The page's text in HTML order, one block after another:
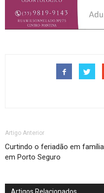
Artigo Anterior
Curtindo o feriadão em família
em Porto Seguro
Artigos Relacionados